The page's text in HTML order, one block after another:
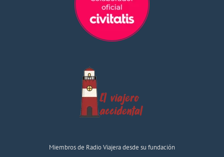
Miembros de Radio Viajera desde su fundación